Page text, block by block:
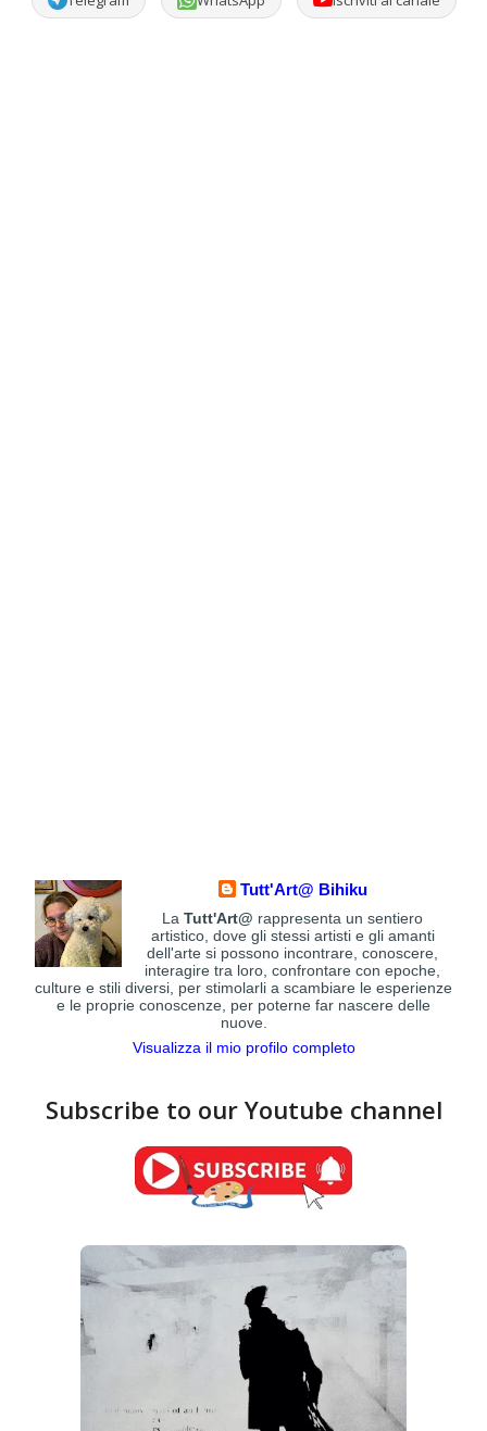
Tutt'Art@ Bihiku
LaTutt'Art@ rappresenta un sentiero
artistico, dove gli stessi artisti e gli amanti
dell'arte si possono incontrare, conoscere,
interagire tra loro, confrontare con epoche,
culture e stili diversi, per stimolarli a scambiare le esperienze
e le proprie conoscenze, per poterne far nascere delle
nuove.
Visualizza il mio profilo completo
Subscribe to our Youtube channel